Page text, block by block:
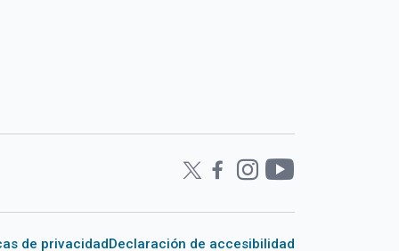
de privacidadDeclaración de accesibilidad